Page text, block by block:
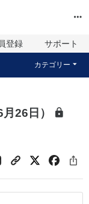
登録 サポート
カテゴリー
26日）